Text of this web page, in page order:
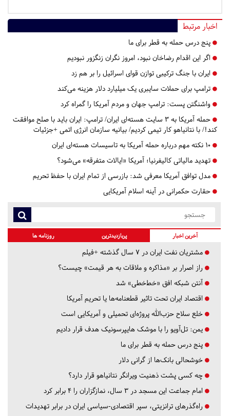
اخبار مرتبط
پنج درس‌ حمله به قطر برای ما
اگر این اقدام رضاخان نبود، امروز نگران زنگزور نبودیم
ایران با جنگ ترکیبی توازن قوای اسرائیل را بر هم زد
ترامپ برای حملات سایبری یک میلیارد دلار هزینه می‌کند
واشنگتن پست: ترامپ جهان و مردم آمریکا را گمراه کرد
حمله آمریکا به ۳ سایت هسته‌ای ایران/ ترامپ: ایران باید با صلح موافقت
کند!/ با نتانیاهو کار تیمی کردیم/ بیانیه سازمان انرژی اتمی +جزئیات
۱۰ نکته مهم درباره حمله آمریکا به تاسیسات هسته‌ای ایران
تهدید مالیاتی کالیفرنیا؛ آمریکا «ایالات متفرقه» می‌شود؟
مدل توافق آمریکا معرفی شد: بازرسی از تمام ایران با حفظ تحریم
حقارت حکمرانی در آینه اسلام آمریکایی
آخرین اخبار پربازدیدترین روزنامه ها
مشتریان نفت ایران در ۷ سال گذشته +فیلم
راز اصرار بر «مذاکره و ملاقات به هر قیمت» چیست؟
آنتن شبکه افق «خط‌خطی» شد
اقتصاد ایران تحت تاثیر قطعنامه‌ها یا تحریم‌ آمریکا
خلع سلاح حزب‌الله پروژه‌ای تحمیلی و آمریکایی است
یمن: تل‌آویو را با موشک هایپرسونیک هدف قرار دادیم
پنج درس‌ حمله به قطر برای ما
خوشحالی بانک‌ها از گرانی دلار
چه کسی پشت ذهنیت ویرانگر نتانیاهو قرار دارد؟
امام جماعت این مسجد در ۳ سال، نمازگزاران را ۴ برابر کرد
راه‌گذرهای ترانزیتی، سپر اقتصادی-سیاسی ایران در برابر تهدیدات